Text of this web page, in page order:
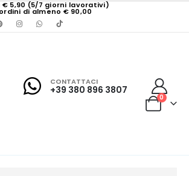
€ 5,90 (5/7 giorni lavorativi)
di almeno € 90,00
CONTATTACI
+39 380 896 3807
0